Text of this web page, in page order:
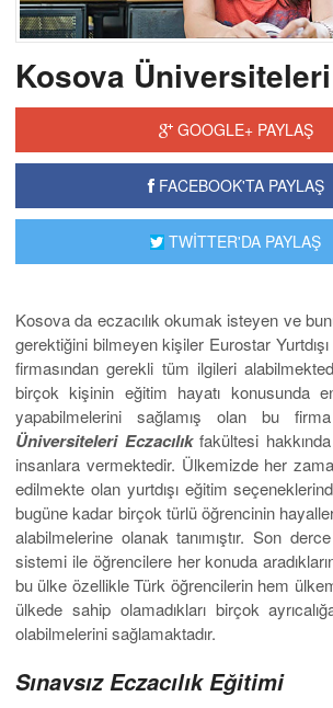
Kosova Üniversiteleri
GOOGLE+ PAYLAŞ
FACEBOOK'TA PAYLAŞ
TWİTTER'DA PAYLAŞ
Kosova da eczacılık okumak isteyen ve
gerektiğini bilmeyen kişiler Eurostar Yurtdışı
firmasından gerekli tüm ilgileri
birçok kişinin eğitim hayatı konusunda
yapabilmelerini sağlamış olan bu
Üniversiteleri Eczacılıkfakültesi
insanlara vermektedir. Ülkemizde her
edilmekte olan yurtdışı eğitim
bugüne kadar birçok türlü öğrencinin
alabilmelerine olanak tanımıştır. Son
sistemi ile öğrencilere her konuda
bu ülke özellikle Türk öğrencilerin hem
ülkede sahip olamadıkları birçok
olabilmelerini sağlamaktadır.
Sınavsız Eczacılık Eğitimi